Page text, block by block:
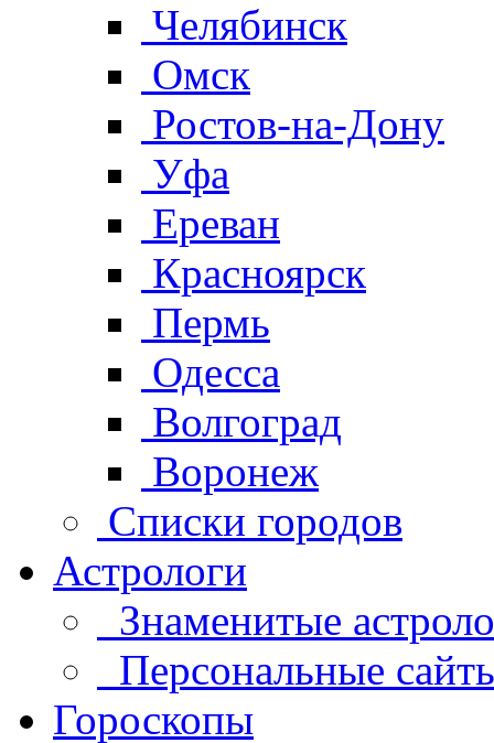
Челябинск
Омск
Ростов-на-Дону
Уфа
Ереван
Красноярск
Пермь
Одесса
Волгоград
Воронеж
Списки городов
Астрологи
Знаменитые
Персональные
Гороскопы